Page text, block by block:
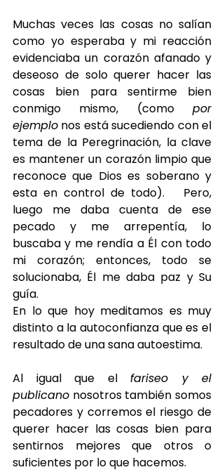
Muchas veces las cosas no salían
como yo esperaba y mi reacción
evidenciaba un corazón afanado y
deseoso de solo querer hacer las
cosas bien para sentirme bien
conmigo mismo, (como por
ejemplo nos está sucediendo con el
tema de la Peregrinación, la clave
es mantener un corazón limpio que
reconoce que Dios es soberano y
esta en control de todo).   Pero,
luego me daba cuenta de ese
pecado y me arrepentía, lo
buscaba y me rendía a Él con todo
mi corazón; entonces, todo se
solucionaba, Él me daba paz y Su
guía.
En lo que hoy meditamos es muy
distinto a la autoconfianza que es el
resultado de una sana autoestima.
Al igual que el fariseo y el
publicano nosotros también somos
pecadores y corremos el riesgo de
querer hacer las cosas bien para
sentirnos mejores que otros o
suficientes por lo que hacemos.